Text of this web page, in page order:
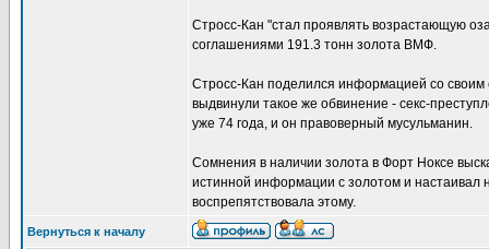
Стросс-Кан "стал проявлять возрастающую
соглашениями 191.3 тонн золота ВМФ.
Стросс-Кан поделился информацией со
выдвинули такое же обвинение - секс-
уже 74 года, и он правоверный мусульманин.
Сомнения в наличии золота в Форт Ноксе
истинной информации с золотом и
воспрепятствовала этому.
Вернуться к началу